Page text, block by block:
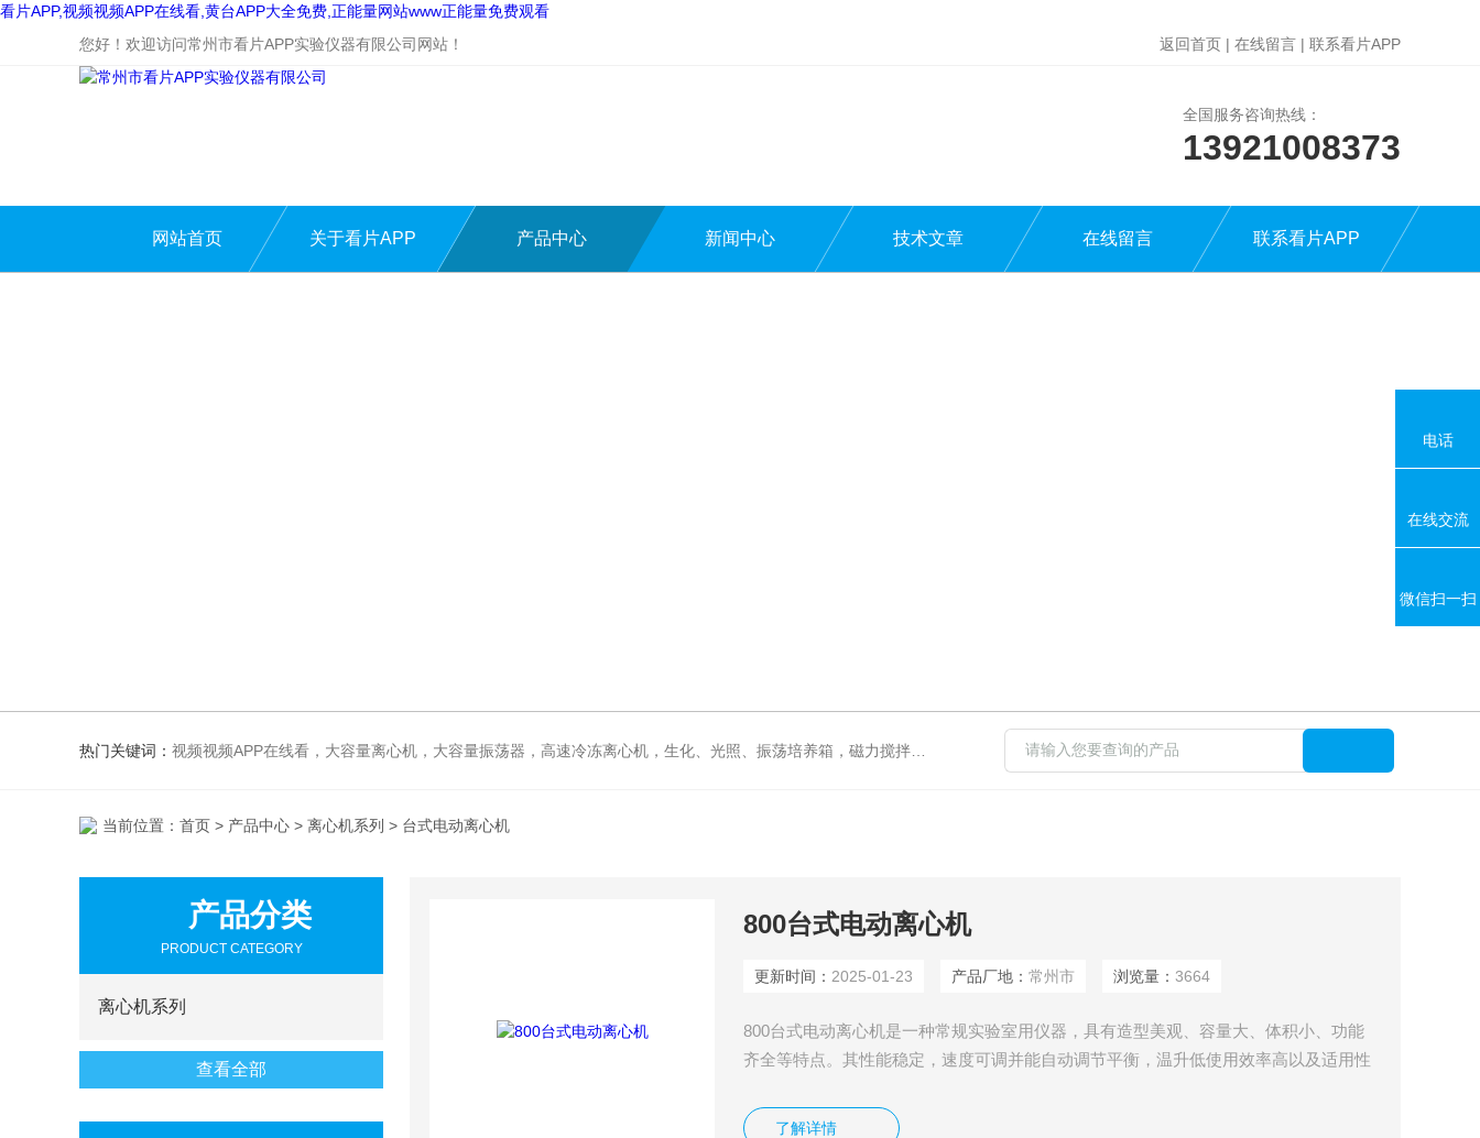
看片APP,视频视频APP在线看,黄台APP大全免费,正能量网站www正能量免费观看
您好！欢迎访问常州市看片APP实验仪器有限公司网站！
返回首页 | 在线留言 | 联系看片APP
全国服务咨询热线：
13921008373
网站首页 关于看片APP 产品中心 新闻中心 技术文章 在线留言 联系看片APP
热门关键词： 视频视频APP在线看，大容量离心机，大容量振荡器，高速冷冻离心机，生化、光照、振荡培养箱，磁力搅拌器，电动搅拌器，大功率电动搅拌器，强力恒速电动搅拌器，水浴锅，油浴锅，油浴，石英亚沸蒸馏水器，箱式电阻炉，不锈钢真空干燥箱
当前位置： 首页 > 产品中心 > 离心机系列 > 台式电动离心机
产品分类
PRODUCT CATEGORY
离心机系列
查看全部
800台式电动离心机
更新时间： 2025-01-23 产品厂地：常州市 浏览量：3664
800台式电动离心机是一种常规实验室用仪器，具有造型美观、容量大、体积小、功能
齐全等特点。其性能稳定，速度可调并能自动调节平衡，温升低使用效率高以及适用性
了解详情
电话
在线交流
微信扫一扫